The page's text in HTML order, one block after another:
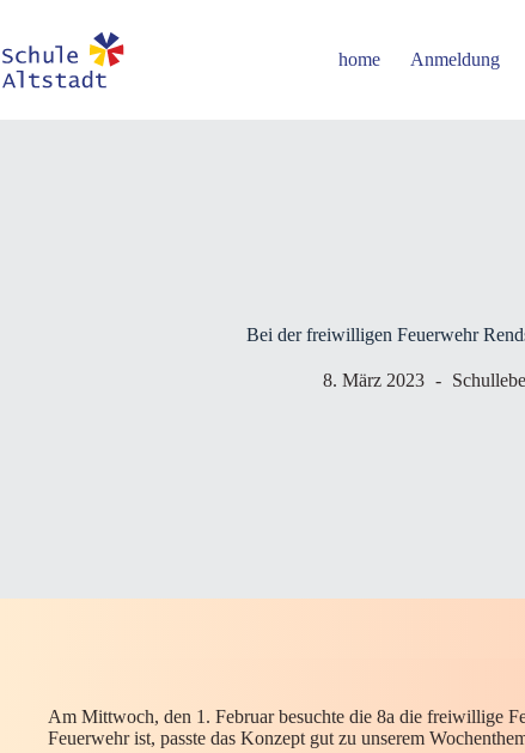
springen
home Anmeldung
Bei der freiwilligen Feuerwehr
8. März 2023
Am Mittwoch, den 1. Februar besuchte die 8a die freiwillige
Feuerwehr ist, passte das Konzept gut zu unserem